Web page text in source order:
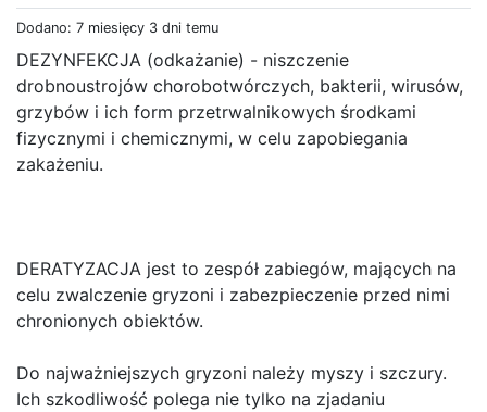
Dodano: 7 miesięcy 3 dni temu
DEZYNFEKCJA (odkażanie) - niszczenie
drobnoustrojów chorobotwórczych, bakterii, wirusów,
grzybów i ich form przetrwalnikowych środkami
fizycznymi i chemicznymi, w celu zapobiegania
zakażeniu.
DERATYZACJA jest to zespół zabiegów, mających na
celu zwalczenie gryzoni i zabezpieczenie przed nimi
chronionych obiektów.
Do najważniejszych gryzoni należy myszy i szczury.
Ich szkodliwość polega nie tylko na zjadaniu